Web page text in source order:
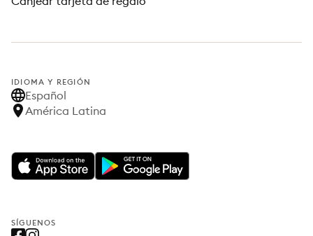
IDIOMA Y REGIÓN
Español
América Latina
SÍGUENOS